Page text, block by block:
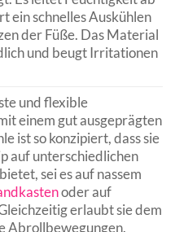
ein schnelles Auskühlen
der Füße. Das Material
und beugt Irritationen
und flexible
einem gut ausgeprägten
ist so konzipiert, dass sie
auf unterschiedlichen
sei es auf nassem
oder auf
erlaubt sie dem
Abrollbewegungen.